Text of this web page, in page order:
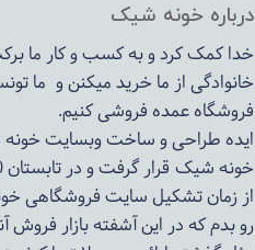
درباره خونه شیک
خدا کمک کرد و به کسب و کار ما
خانوادگی از ما خرید میکنن و ما
فروشگاه عمده فروشی کنیم.
ایده طراحی و ساخت وبسایت خونه شیک از پاییز
خونه شیک قرار گرفت و در تابستان 1400 به مرحله اجرا رسید.
از زمان تشکیل سایت فروشگاهی
رو بدم که در این آشفته بازار